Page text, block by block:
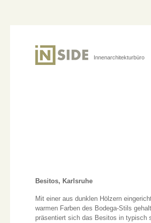
Innenarchitekturbüro
Besitos, Karlsruhe
Mit einer aus dunklen Hölzern
warmen Farben des Bodega-Stils
präsentiert sich das Besitos in typisch